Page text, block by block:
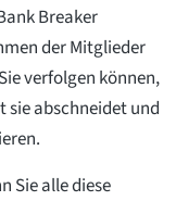
Breaker
der Mitglieder
verfolgen können,
abschneidet und
Sie alle diese